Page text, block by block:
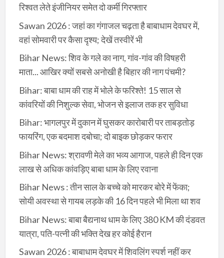
रिश्वत लेते इंजीनियर समेत दो कर्मी गिरफ्तार
Sawan 2026 : जहां का गंगाजल चढ़ता है बाबाधाम देवघर में,
वहां सोमवारी पर कैसा दृश्य; देखें तस्वीरें भी
Bihar News: शिव के गले का नाग, गांव-गांव की विषहरी
माता... आखिर क्यों सबसे अनोखी है बिहार की नाग पंचमी?
Bihar: बाबा धाम की राह में भोले के फरिश्ते! 15 साल से
कांवरियों की निशुल्क सेवा, भोजन से इलाज तक हर सुविधा
Bihar: भागलपुर में दुकान में घुसकर कारोबारी पर ताबड़तोड़
फायरिंग, एक बदमाश दबोचा; दो बाइक छोड़कर फरार
Bihar News: श्रावणी मेले का भव्य आगाज, पहले ही दिन एक
लाख से अधिक कांवड़िए बाबा धाम के लिए रवाना
Bihar News : तीन साल के बच्चे को मारकर बोरे में फेंका;
सोयी अवस्था से गायब लड़के की 16 दिन पहले भी मिला था शव
Bihar News: बाबा बैद्यनाथ धाम के लिए 380 KM की दंडवत
यात्रा, पति-पत्नी की भक्ति देख हर कोई हैरान
Sawan 2026 : बाबाधाम देवघर में शिवलिंग स्पर्श नहीं कर